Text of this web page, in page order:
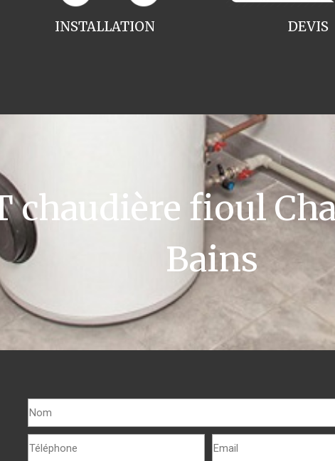
INSTALLATION DEVIS
chaudière fioul
Bains